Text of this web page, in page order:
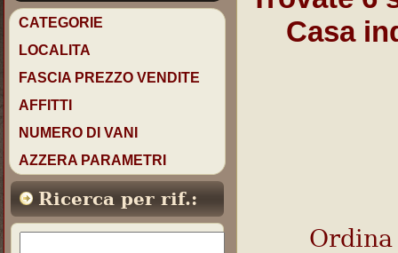
CATEGORIE
LOCALITA
FASCIA PREZZO VENDITE
AFFITTI
NUMERO DI VANI
AZZERA PARAMETRI
Ricerca per rif.:
Casa